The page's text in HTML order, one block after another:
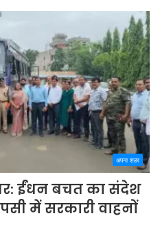
अपना शहर
ईंधन बचत का संदेश
में सरकारी वाहनों